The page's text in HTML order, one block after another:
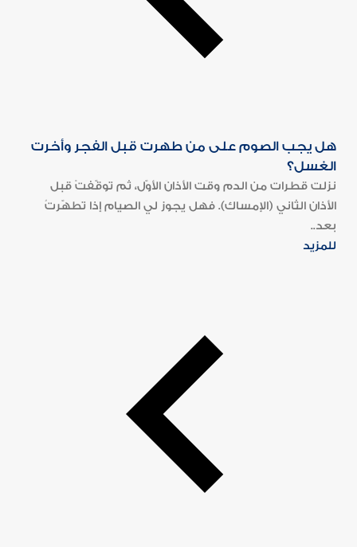
هل يجب الصوم على من طهرت قبل الفجر وأخرت
الغسل؟
نزلت قطرات من الدم وقت الأذان الأوّل، ثم توقّفتْ قبل
الأذان الثاني (الإمساك). فهل يجوز لي الصيام إذا تطهّرتُ
بعد..
للمزيد